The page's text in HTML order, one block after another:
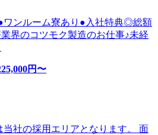
ワンルーム寮あり●入社特典◎総額
界のコツモク製造のお仕事♪未経
円〜
社の採用エリアとなります。 面